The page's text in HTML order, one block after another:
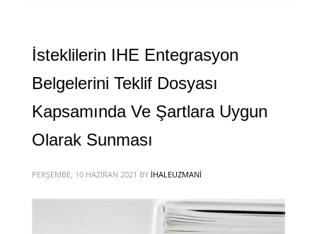
İsteklilerin IHE Entegrasyon
Belgelerini Teklif Dosyası
Kapsamında Ve Şartlara Uygun
Olarak Sunması
PERŞEMBE, 10 HAZIRAN 2021 BY IHALEUZMANI